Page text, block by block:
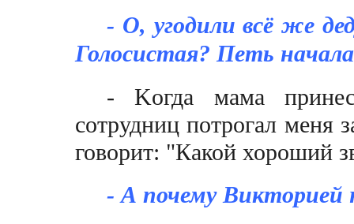
- О, угодили всё же
Голосистая? Петь
- Kогда мама
сотрудниц потрогал меня
говорит: "Какой хороший
- А почему Викторией